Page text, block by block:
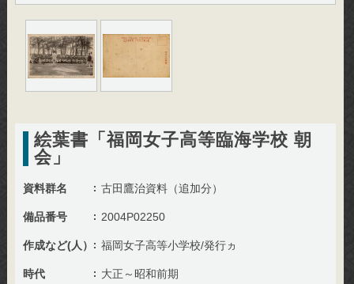
絵葉書「福岡女子高等臨海学校 朝
会」
資料群名 古田鷹治資料（追加分）
備品番号 2004P02250
作成など(人） 福岡女子高等小学校/発行ヵ
時代 大正～昭和前期